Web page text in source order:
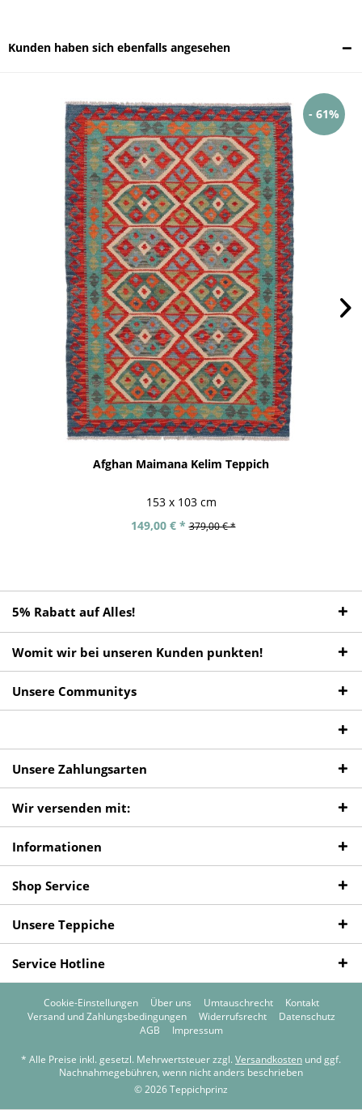
Kunden haben sich ebenfalls angesehen
- 61%
Afghan Maimana Kelim Teppich
153 x 103 cm
149,00 € * 379,00 € *
5% Rabatt auf Alles!
Womit wir bei unseren Kunden punkten!
Unsere Communitys
Unsere Zahlungsarten
Wir versenden mit:
Informationen
Shop Service
Unsere Teppiche
Service Hotline
Cookie-Einstellungen Über uns Umtauschrecht
Kontakt
Versand und Zahlungsbedingungen
Widerrufsrecht
Datenschutz
AGB
Impressum
* Alle Preise inkl. gesetzl. Mehrwertsteuer zzgl. Versandkosten und ggf.
Nachnahmegebühren, wenn nicht anders beschrieben
© 2026 Teppichprinz